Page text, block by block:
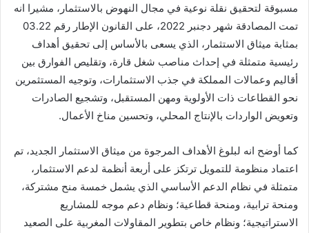
مسبوقة لتحقيق نقلة نوعية في مجال النهوض بالاستثمار، مشيرا انه
تمت المصادقة شهر دجنبر 2022، على القانون الإطار رقم 03.22
بمثابة ميثاق الاستثمار، الذي يسعى بالأساس إلى تحقيق أهداف
رئيسية متمثلة في إحداث مناصب شغل قارة، وتقليص الفوارق بين
أقاليم وعمالات المملكة في جذب الاستثمارات، وتوجيه المستثمرين
نحو القطاعات ذات الأولوية ومهن المستقبل، وتشجيع الصادرات
وتعويض الواردات بالإنتاج المحلي، وتحسين مناخ الأعمال.
كما أوضح انه لبلوغ الأهداف المرجوة من ميثاق الاستثمار الجديد، تم
اعتماد منظومة للتمويل ترتكز على أربعة أنظمة لدعم الاستثمار،
متمثلة في نظام الدعم الأساسي الذي يشمل خمسة منح مشتركة،
ومنحة ترابية، ومنحة قطاعية؛ ونظام دعم موجه للمشاريع
الاستراتيجية؛ ونظام خاص بتطوير المقاولات المغربية على الصعيد